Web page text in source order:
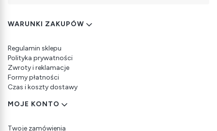
Linki w stopce
WARUNKI ZAKUPÓW
Regulamin sklepu
Polityka prywatności
Zwroty i reklamacje
Formy płatności
Czas i koszty dostawy
MOJE KONTO
Twoje zamówienia